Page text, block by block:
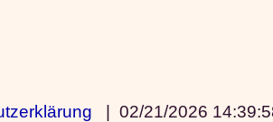
|02/21/2026